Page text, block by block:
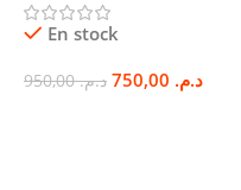
progressif – Stepy digital
MYSIEn stock
د.م.950,00 د.م.